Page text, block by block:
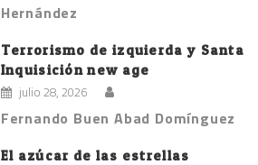
Hernández
Terrorismo de izquierda y Santa
Inquisición new age
julio 28, 2026
Fernando Buen Abad Domínguez
El azúcar de las estrellas